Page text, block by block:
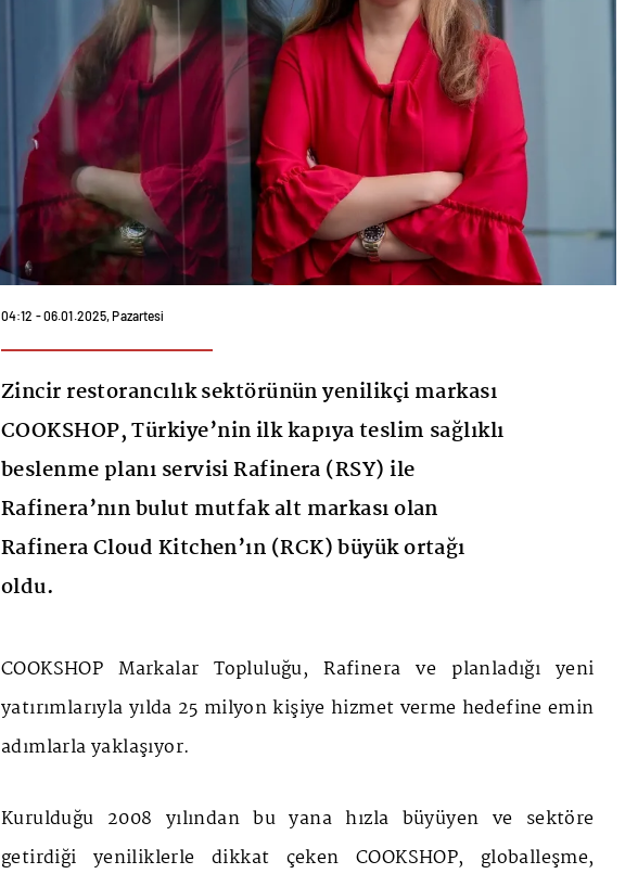
04:12 - 06.01.2025, Pazartesi
Zincir restorancılık sektörünün yenilikçi markası
COOKSHOP, Türkiye’nin ilk kapıya teslim sağlıklı
beslenme planı servisi Rafinera (RSY) ile
Rafinera’nın bulut mutfak alt markası olan
Rafinera Cloud Kitchen’ın (RCK) büyük ortağı
oldu.
COOKSHOP Markalar Topluluğu, Rafinera ve planladığı yeni
yatırımlarıyla yılda 25 milyon kişiye hizmet verme hedefine emin
adımlarla yaklaşıyor.
Kurulduğu 2008 yılından bu yana hızla büyüyen ve sektöre
getirdiği yeniliklerle dikkat çeken COOKSHOP, globalleşme,